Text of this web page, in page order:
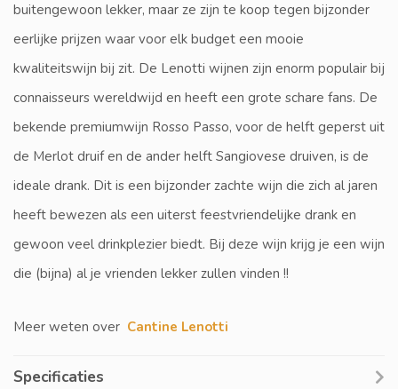
buitengewoon lekker, maar ze zijn te koop tegen bijzonder
eerlijke prijzen waar voor elk budget een mooie
kwaliteitswijn bij zit. De Lenotti wijnen zijn enorm populair bij
connaisseurs wereldwijd en heeft een grote schare fans. De
bekende premiumwijn Rosso Passo, voor de helft geperst uit
de Merlot druif en de ander helft Sangiovese druiven, is de
ideale drank. Dit is een bijzonder zachte wijn die zich al jaren
heeft bewezen als een uiterst feestvriendelijke drank en
gewoon veel drinkplezier biedt. Bij deze wijn krijg je een wijn
die (bijna) al je vrienden lekker zullen vinden !!
Meer weten over Cantine Lenotti
Specificaties